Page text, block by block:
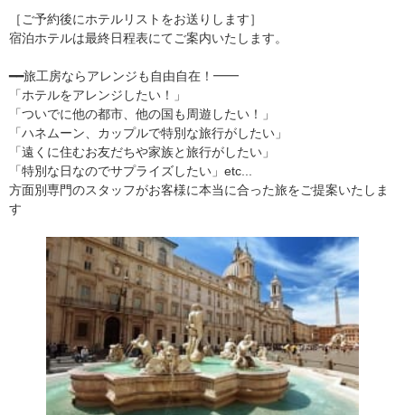
［ご予約後にホテルリストをお送りします］
宿泊ホテルは最終日程表にてご案内いたします。
━━旅工房ならアレンジも自由自在！━━
「ホテルをアレンジしたい！」
「ついでに他の都市、他の国も周遊したい！」
「ハネムーン、カップルで特別な旅行がしたい」
「遠くに住むお友だちや家族と旅行がしたい」
「特別な日なのでサプライズしたい」etc...
方面別専門のスタッフがお客様に本当に合った旅をご提案いたしま
す